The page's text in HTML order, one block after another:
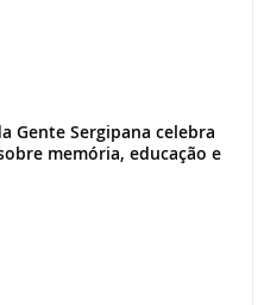
Gente Sergipana celebra
memória, educação e